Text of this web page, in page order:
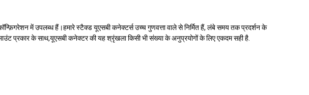
में उपलब्ध हैं।हमारे स्टैक्ड यूएसबी कनेक्टर्स उच्च गुणवत्ता वाले से निर्मित हैं, लंबे समय तक प्रदर्शन के
प्रकार के साथ,यूएसबी कनेक्टर की यह श्रृंखला किसी भी संख्या के अनुप्रयोगों के लिए एकदम सही है.